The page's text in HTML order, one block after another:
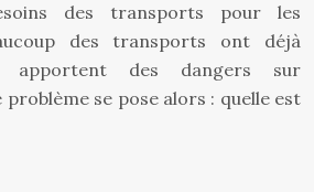
des transports pour les
des transports ont déjà
apportent des dangers sur
problème se pose alors : quelle est